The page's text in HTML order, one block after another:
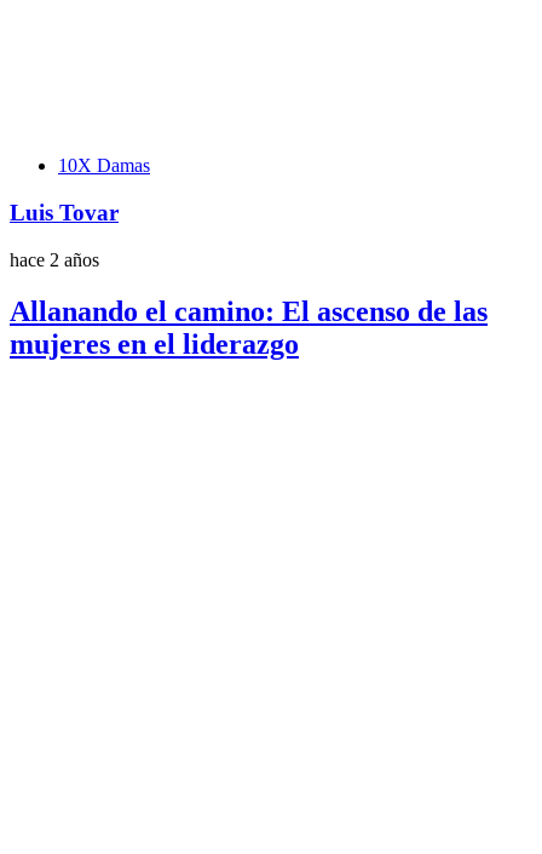
Etiquetas10X Damas
Luis Tovar
hace 2 años
Allanando el camino: El ascenso de las
mujeres en el liderazgo